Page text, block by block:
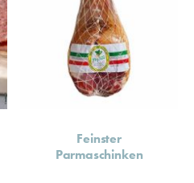
Feinster
Parmaschinken